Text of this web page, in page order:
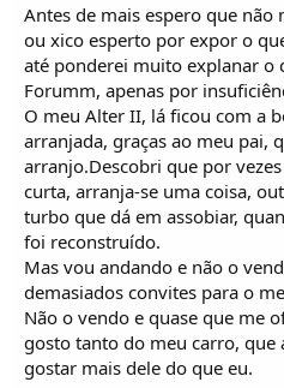
Antes de mais espero que
ou xico esperto por expor o
até ponderei muito explanar o
Forumm, apenas por
O meu Alter II, lá ficou com a
arranjada, graças ao meu pai,
arranjo.Descobri que por
curta, arranja-se uma coisa,
turbo que dá em assobiar,
foi reconstruído.
Mas vou andando e não o
demasiados convites para o
Não o vendo e quase que me
gosto tanto do meu carro, que
gostar mais dele do que eu.